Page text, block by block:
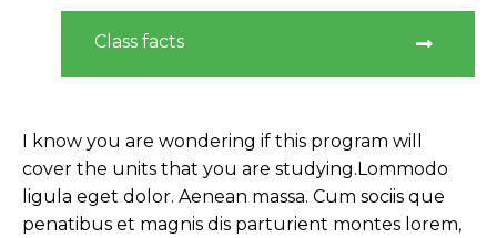
Class facts
I know you are wondering if this program will
cover the units that you are studying.Lommodo
ligula eget dolor. Aenean massa. Cum sociis que
penatibus et magnis dis parturient montes lorem,